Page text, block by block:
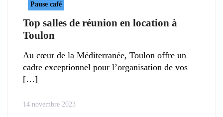
Pause café
Top salles de réunion en location à
Toulon
Au cœur de la Méditerranée, Toulon offre un
cadre exceptionnel pour l’organisation de vos
14 novembre 2023